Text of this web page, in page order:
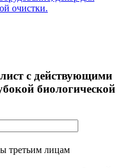
очистки.
с действующими
биологической
третьим лицам